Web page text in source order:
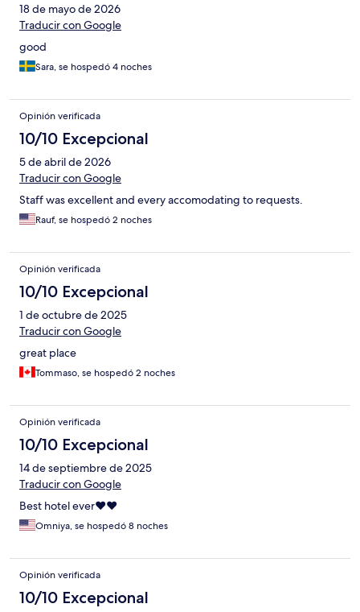
18 de mayo de 2026
Traducir con Google
good
Sara, se hospedó 4 noches
Opinión verificada
10/10 Excepcional
5 de abril de 2026
Traducir con Google
Staff was excellent and every accomodating to requests.
Rauf, se hospedó 2 noches
Opinión verificada
10/10 Excepcional
1 de octubre de 2025
Traducir con Google
great place
Tommaso, se hospedó 2 noches
Opinión verificada
10/10 Excepcional
14 de septiembre de 2025
Traducir con Google
Best hotel ever❤️❤️
Omniya, se hospedó 8 noches
Opinión verificada
10/10 Excepcional